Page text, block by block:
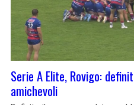
Serie A Elite, Rovigo:
amichevoli